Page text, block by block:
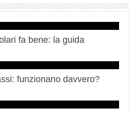
fa bene: la guida
funzionano davvero?